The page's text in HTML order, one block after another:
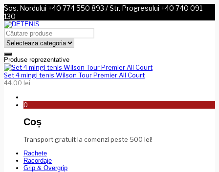
Sos. Nordului +40 774 550 893 / Str. Progresului +40 740 091
130
Produse reprezentative
Set 4 mingi tenis Wilson Tour Premier All Court
44.00 lei
0
Coș
Transport gratuit la comenzi peste 500 lei!
Rachete
Racordaje
Grip & Overgrip